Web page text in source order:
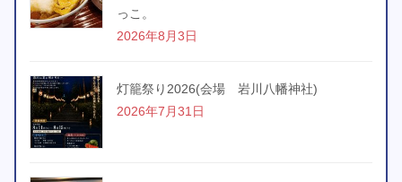
っこ。
2026年8月3日
灯籠祭り2026(会場 岩川八幡神社)
2026年7月31日